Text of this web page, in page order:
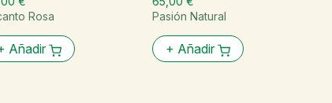
Rosa
Añadir
Pasión Natural
+ Añadir